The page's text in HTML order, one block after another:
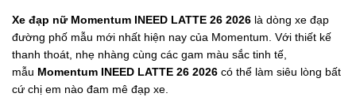
Xe đạp nữ Momentum INEED LATTE 26 2026 là dòng xe đạp
đường phố mẫu mới nhất hiện nay của Momentum. Với thiết kế
thanh thoát, nhẹ nhàng cùng các gam màu sắc tinh tế,
mẫu Momentum INEED LATTE 26 2026 có thể làm siêu lòng bất
cứ chị em nào đam mê đạp xe.